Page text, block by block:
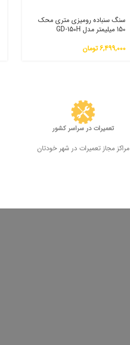
سنگ سنباده رومیزی متری محک
150 میلیمتر مدل GD-150H
6,499,000تومان
تعمیرات در سراسر کشور
مراکز مجاز تعمیرات در شهر خودتان